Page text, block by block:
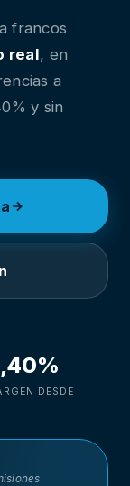
francos
real, en
a
y sin
DESDE